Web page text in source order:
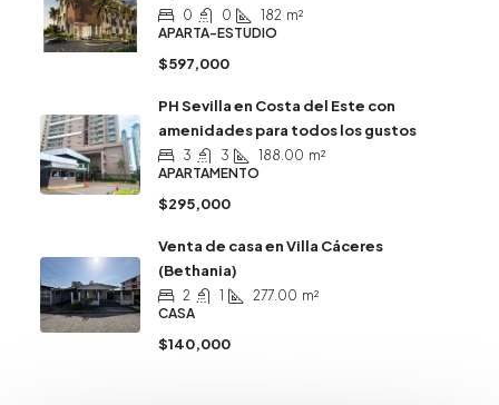
0 0 182 m²
APARTA-ESTUDIO
$597,000
PH Sevilla en Costa del Este con
amenidades para todos los gustos
3 3 188.00 m²
APARTAMENTO
$295,000
Venta de casa en Villa Cáceres
(Bethania)
2 1 277.00 m²
CASA
$140,000